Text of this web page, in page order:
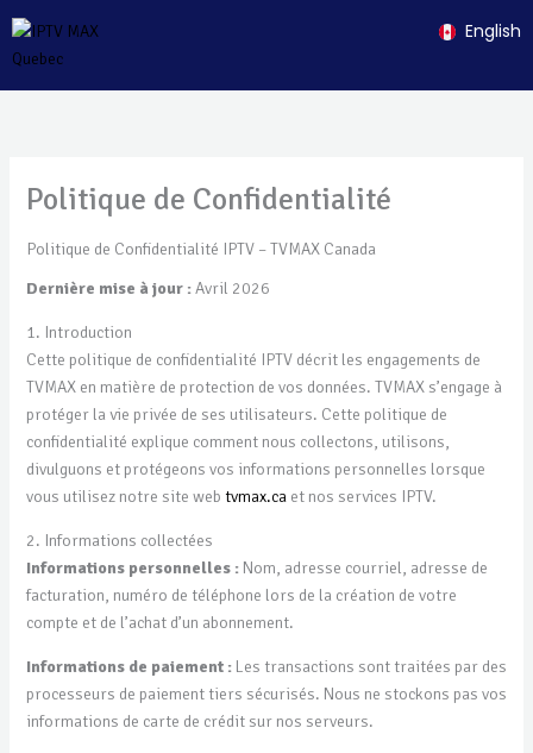
to
content
English
Politique de Confidentialité
Politique de Confidentialité IPTV – TVMAX Canada
Dernière mise à jour :Avril 2026
1. Introduction
Cette politique de confidentialité IPTV décrit les engagements de
TVMAX en matière de protection de vos données. TVMAX s’engage à
protéger la vie privée de ses utilisateurs. Cette politique de
confidentialité explique comment nous collectons, utilisons,
divulguons et protégeons vos informations personnelles lorsque
vous utilisez notre site web tvmax.caet nos services IPTV.
2. Informations collectées
Informations personnelles :Nom, adresse courriel, adresse de
facturation, numéro de téléphone lors de la création de votre
compte et de l’achat d’un abonnement.
Informations de paiement :Les transactions sont traitées par des
processeurs de paiement tiers sécurisés. Nous ne stockons pas vos
informations de carte de crédit sur nos serveurs.